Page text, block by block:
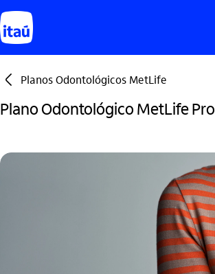
seta_esquerda Planos Odontológicos MetLife
Plano Odontológico MetLife Pro